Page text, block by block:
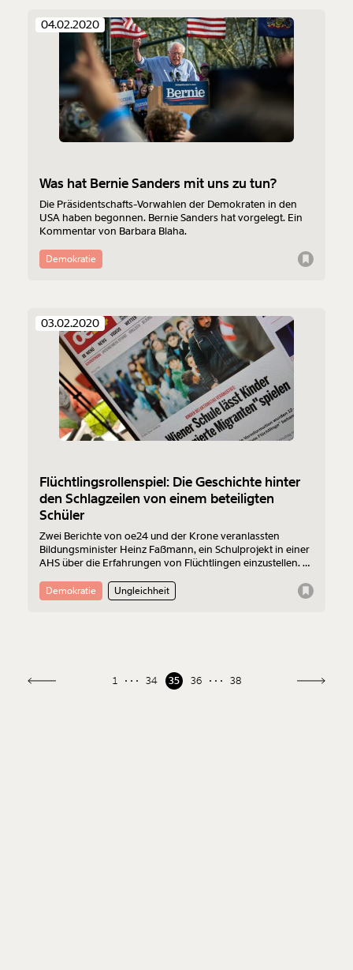
04.02.2020
Was hat Bernie Sanders mit uns zu tun?
Die Präsidentschafts-Vorwahlen der Demokraten in den
USA haben begonnen. Bernie Sanders hat vorgelegt. Ein
Kommentar von Barbara Blaha.
Demokratie
03.02.2020
Flüchtlingsrollenspiel: Die Geschichte hinter
den Schlagzeilen von einem beteiligten
Schüler
Zwei Berichte von oe24 und der Krone veranlassten
Bildungsminister Heinz Faßmann, ein Schulprojekt in einer
AHS über die Erfahrungen von Flüchtlingen einzustellen. In
Schülerinnen und Schülern geschrieben, die stundenlang
festgehalten wurden ohne zu wissen, was vor sich geht.
Demokratie Ungleichheit
1 34 35 36 38